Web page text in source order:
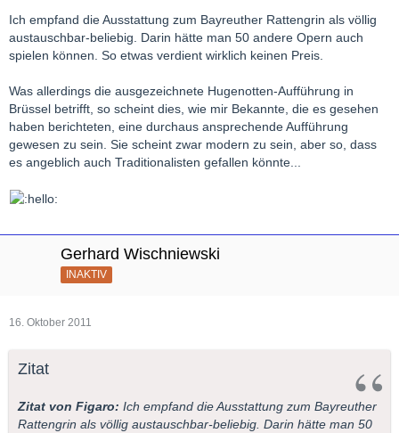
Ich empfand die Ausstattung zum Bayreuther Rattengrin als völlig
austauschbar-beliebig. Darin hätte man 50 andere Opern auch
spielen können. So etwas verdient wirklich keinen Preis.
Was allerdings die ausgezeichnete Hugenotten-Aufführung in
Brüssel betrifft, so scheint dies, wie mir Bekannte, die es gesehen
haben berichteten, eine durchaus ansprechende Aufführung
gewesen zu sein. Sie scheint zwar modern zu sein, aber so, dass
es angeblich auch Traditionalisten gefallen könnte...
Gerhard Wischniewski
INAKTIV
16. Oktober 2011
Zitat
Zitat von Figaro: Ich empfand die Ausstattung zum Bayreuther
Rattengrin als völlig austauschbar-beliebig. Darin hätte man 50